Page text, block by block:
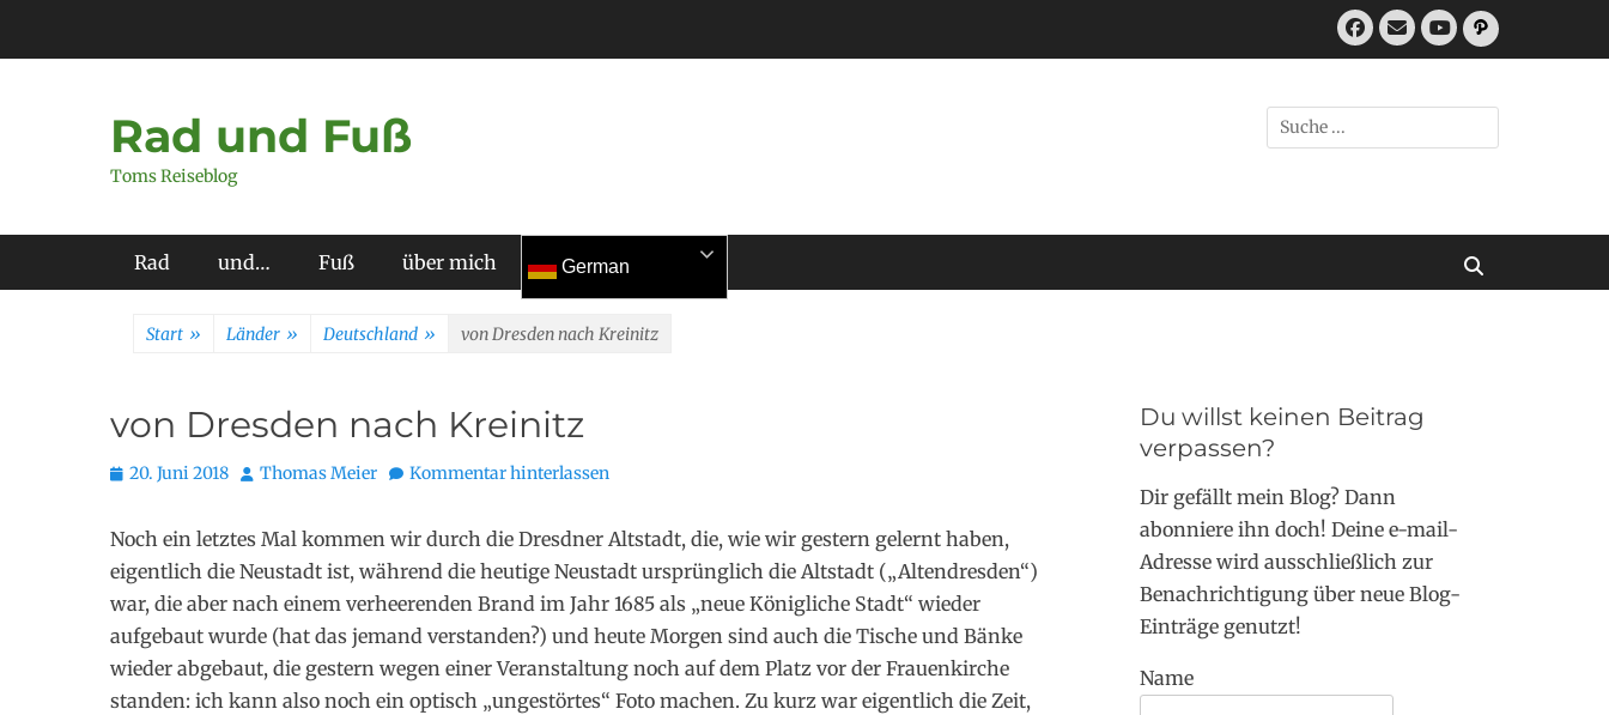
Facebook
E-
MailYouTube
Pfad
Rad und Fuß
Toms Reiseblog
Suchen
nach:
Primäres Menü
Rad und… Fuß über mich German
Start » Länder » Deutschland » von Dresden nach Kreinitz
von Dresden nach Kreinitz
Posted
20. Juni 2018 Autor
Thomas Meier Kommentar hinterlassen
Noch ein letztes Mal kommen wir durch die Dresdner Altstadt, die, wie wir gestern gelernt haben,
eigentlich die Neustadt ist, während die heutige Neustadt ursprünglich die Altstadt („Altendresden“)
war, die aber nach einem verheerenden Brand im Jahr 1685 als „neue Königliche Stadt“ wieder
aufgebaut wurde (hat das jemand verstanden?) und heute Morgen sind auch die Tische und Bänke
wieder abgebaut, die gestern wegen einer Veranstaltung noch auf dem Platz vor der Frauenkirche
standen: ich kann also noch ein optisch „ungestörtes“ Foto machen. Zu kurz war eigentlich die Zeit,
Du willst keinen Beitrag
verpassen?
Dir gefällt mein Blog? Dann
abonniere ihn doch! Deine e-mail-
Adresse wird ausschließlich zur
Benachrichtigung über neue Blog-
Einträge genutzt!
Name